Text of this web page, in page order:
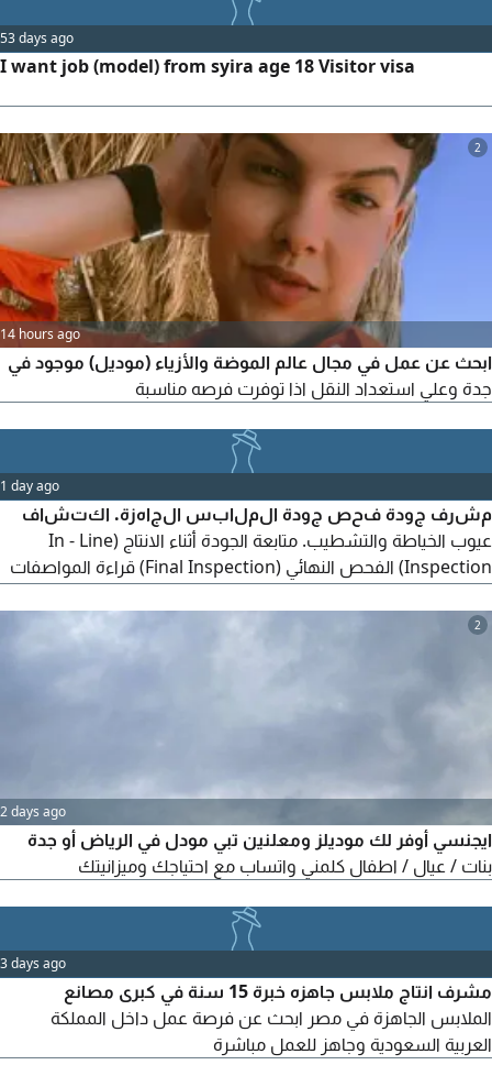
have a job and I urgently need one, so I am sharing my
work experience here. my contact
53 days ago
I want job (model) from syira age 18 Visitor visa
2
14 hours ago
ابحث عن عمل في مجال عالم الموضة والأزياء (موديل) موجود في
جدة وعلي استعداد النقل اذا توفرت فرصه مناسبة
1 day ago
مشرف جودة فحص جودة الملابس الجاهزة. اكتشاف
عيوب الخياطة والتشطيب. متابعة الجودة أثناء الانتاج (In - Line
Inspection) الفحص النهائي (Final Inspection) قراءة المواصفات
ضغط العمل. إقامة سارية نقل كفالة
2
2 days ago
ايجنسي أوفر لك موديلز ومعلنين تبي مودل في الرياض أو جدة
بنات / عيال / اطفال كلمني واتساب مع احتياجك وميزانيتك
3 days ago
مشرف انتاج ملابس جاهزه خبرة 15 سنة في كبرى مصانع
الملابس الجاهزة في مصر ابحث عن فرصة عمل داخل المملكة
العربية السعودية وجاهز للعمل مباشرة